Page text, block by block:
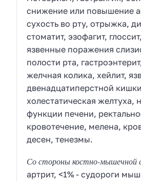
снижение или повышение
сухость во рту, отрыжка,
стоматит, эзофагит,
язвенные поражения
полости рта,
желчная колика, хейлит,
двенадцатиперстной
холестатическая желтуха,
функции печени,
кровотечение, мелена,
десен, тенезмы.
Со стороны костно-
артрит, <1% - судороги